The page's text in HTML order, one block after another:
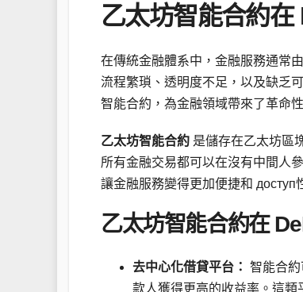
乙太坊智能合約在
在傳統金融體系中，金融服務通常
流程繁瑣、透明度不足，以及缺乏
智能合約，為金融領域帶來了革命
乙太坊智能合約 是儲存在乙太坊區
所有金融交易都可以在沒有中間人
讓金融服務變得更加便捷和 доступ
乙太坊智能合約在
去中心化借貸平台： 智能合
款人獲得更高的收益率。這類